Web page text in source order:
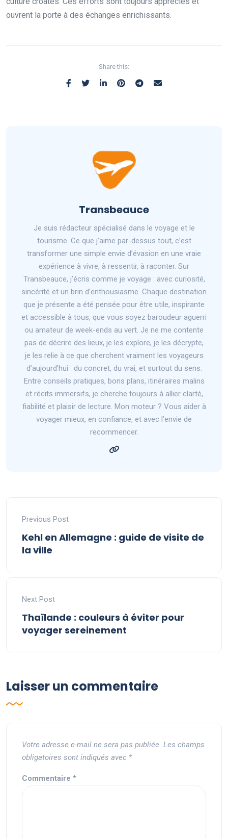
ouvrent la porte à des échanges enrichissants.
Share this:
Transbeauce
Je suis rédacteur spécialisé dans le voyage et le
tourisme. Ce que j’aime par-dessus tout, c’est
transformer une simple envie d’évasion en une vraie
expérience à vivre, à ressentir, à raconter. Sur
Transbeauce, j’écris comme je voyage : avec curiosité,
sincérité et un brin d’enthousiasme. Chaque destination
que je présente a été pensée pour être utile, inspirante
et accessible à tous, que vous soyez baroudeur aguerri
ou amateur de week-ends au vert. Je ne me contente
pas de décrire des lieux, je les explore, je les décrypte,
je les relie à ce que cherchent vraiment les voyageurs
d’aujourd’hui : du concret, du vrai, et surtout du sens.
Entre conseils pratiques, bons plans, itinéraires malins
et récits immersifs, je cherche toujours à allier clarté,
fiabilité et plaisir de lecture. Mon moteur ? Vous aider à
voyager mieux, en confiance, et avec l’envie de
recommencer.
Previous Post
Kehl en Allemagne : guide de visite de
la ville
Next Post
Thaïlande : couleurs à éviter pour
voyager sereinement
Laisser un commentaire
Votre adresse e-mail ne sera pas publiée. Les champs
obligatoires sont indiqués avec *
Commentaire *